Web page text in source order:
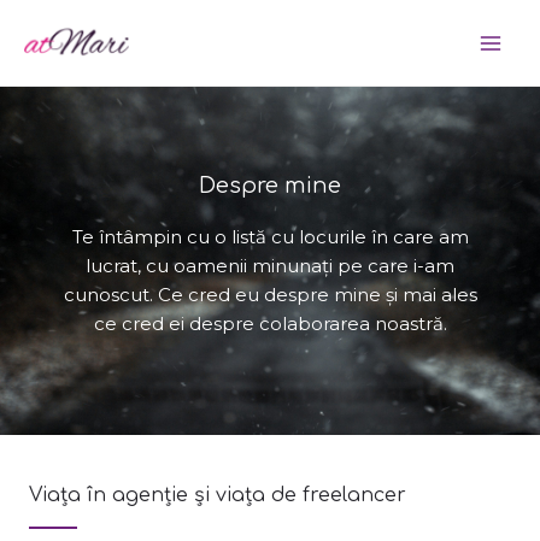
Despre mine
Te întâmpin cu o listă cu locurile în care am
lucrat, cu oamenii minunați pe care i-am
cunoscut. Ce cred eu despre mine și mai ales
ce cred ei despre colaborarea noastră.
Viața în agenție și viața de freelancer